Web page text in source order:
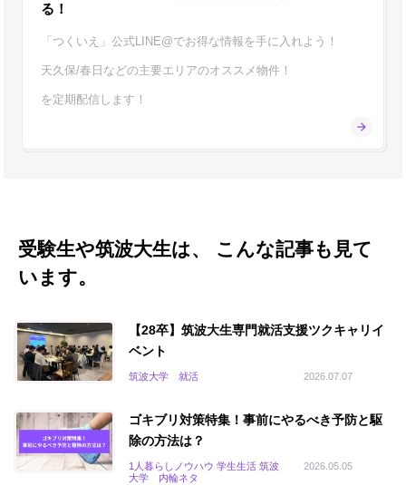
る！
「つくいえ」公式LINE@でお得な情報を手に入れよう！
天久保/春日などの主要エリアのオススメ物件！
を定期配信します！
受験生や筑波大生は、 こんな記事も見て
います。
【28卒】筑波大生専門就活支援ツクキャリイ
ベント
2026.07.07
筑波大学 就活
ゴキブリ対策特集！事前にやるべき予防と駆
除の方法は？
2026.05.05
1人暮らしノウハウ 学生生活 筑波
大学 内輪ネタ